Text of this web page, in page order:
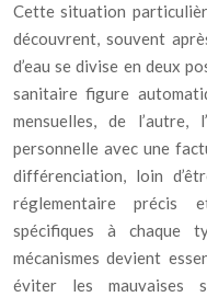
Cette situation
découvrent, souvent
d’eau se divise en deux
sanitaire figure
mensuelles, de
personnelle avec une
différenciation, loin
réglementaire précis
spécifiques à chaque
mécanismes devient
éviter les mauvaises